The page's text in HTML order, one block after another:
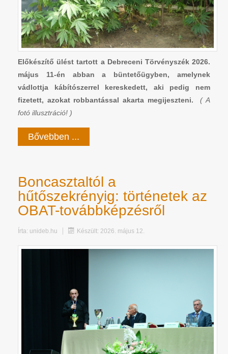
Előkészítő ülést tartott a Debreceni Törvényszék 2026.
május 11-én abban a büntetőügyben, amelynek
vádlottja kábítószerrel kereskedett, aki pedig nem
fizetett, azokat robbantással akarta megijeszteni.
( A
fotó illusztráció! )
Bővebben ...
Boncasztaltól a
hűtőszekrényig: történetek az
OBAT-továbbképzésről
Írta: unideb.hu Készült: 2026. május 12.